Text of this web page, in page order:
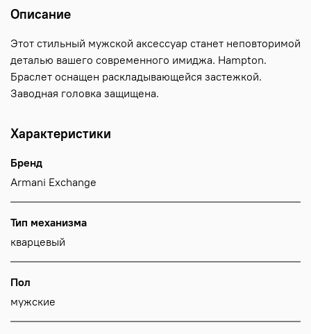
Описание
Этот стильный мужской аксессуар станет неповторимой
деталью вашего современного имиджа. Hampton.
Браслет оснащен раскладывающейся застежкой.
Заводная головка защищена.
Характеристики
Бренд
Armani Exchange
Тип механизма
кварцевый
Пол
мужские